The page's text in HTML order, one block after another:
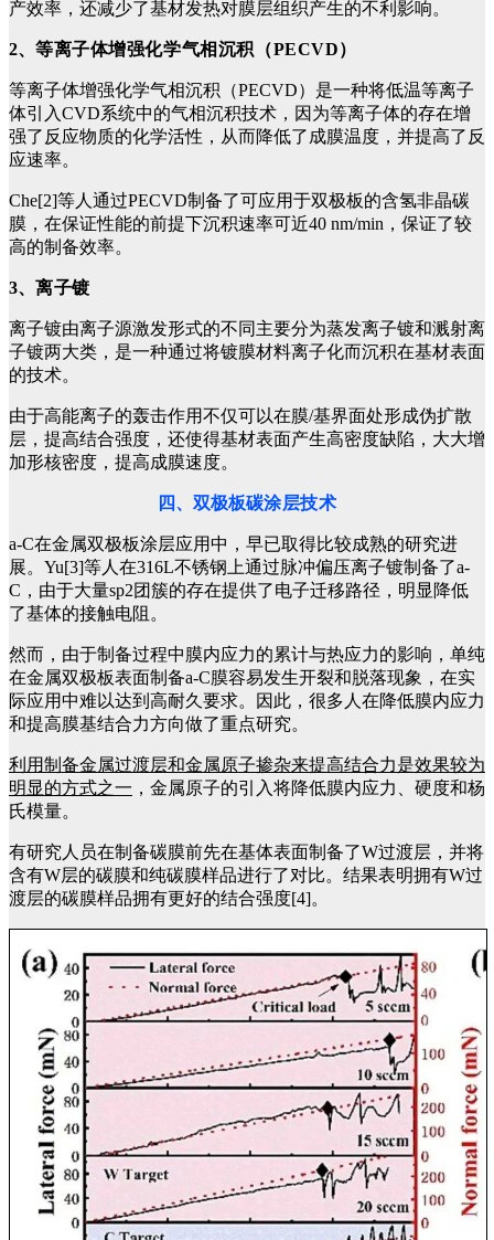
产效率，还减少了基材发热对膜层组织产生的不利影响。
2、 等离子体增强化学气相沉积（PECVD）
等离子体增强化学气相沉积（PECVD）是一种将低温等离子
体引入CVD系统中的气相沉积技术，因为等离子体的存在增
强了反应物质的化学活性，从而降低了成膜温度，并提高了反
应速率。
Che[2]等人通过PECVD制备了可应用于双极板的含氢非晶碳
膜，在保证性能的前提下沉积速率可近40 nm/min，保证了较
高的制备效率。
3、 离子镀
离子镀由离子源激发形式的不同主要分为蒸发离子镀和溅射离
子镀两大类，是一种通过将镀膜材料离子化而沉积在基材表面
的技术。
由于高能离子的轰击作用不仅可以在膜/基界面处形成伪扩散
层，提高结合强度，还使得基材表面产生高密度缺陷，大大增
加形核密度，提高成膜速度。
四、双极板碳涂层技术
a-C在金属双极板涂层应用中，早已取得比较成熟的研究进
展。 Yu[3]等人在316L不锈钢上通过脉冲偏压离子镀制备了a-
C，由于大量sp2团簇的存在提供了电子迁移路径，明显降低
了基体的接触电阻。
然而，由于制备过程中膜内应力的累计与热应力的影响，单纯
在金属双极板表面制备a-C膜容易发生开裂和脱落现象，在实
际应用中难以达到高耐久要求。因此，很多人在降低膜内应力
和提高膜基结合力方向做了重点研究。
利用制备金属过渡层和金属原子掺杂来提高结合力是效果较为
明显的方式之一 ，金属原子的引入将降低膜内应力、硬度和杨
氏模量。
有研究人员在制备碳膜前先在基体表面制备了W过渡层，并将
含有W层的碳膜和纯碳膜样品进行了对比。结果表明拥有W过
渡层的碳膜样品拥有更好的结合强度[4]。